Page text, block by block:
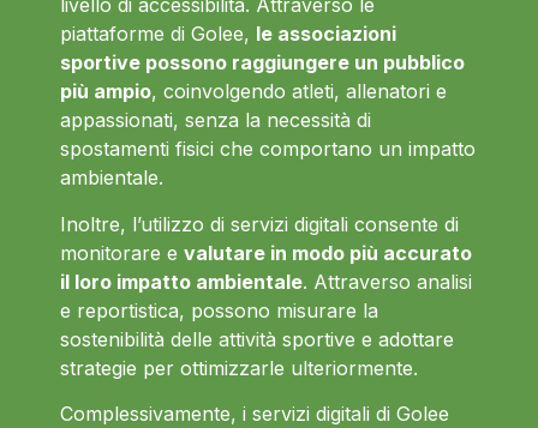
livello di accessibilità. Attraverso le
piattaforme di Golee, le associazioni
sportive possono raggiungere un pubblico
più ampio, coinvolgendo atleti, allenatori e
appassionati, senza la necessità di
spostamenti fisici che comportano un impatto
ambientale.
Inoltre, l’utilizzo di servizi digitali consente di
monitorare e valutare in modo più accurato
il loro impatto ambientale. Attraverso analisi
e reportistica, possono misurare la
sostenibilità delle attività sportive e adottare
strategie per ottimizzarle ulteriormente.
Complessivamente, i servizi digitali di Golee